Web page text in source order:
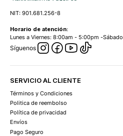
NIT: 901.681.256-8
Horario de atención:
Lunes a Viernes: 8:00am - 5:00pm -
Síguenos
SERVICIO AL CLIENTE
Términos y Condiciones
Politica de reembolso
Política de privacidad
Envíos
Pago Seguro